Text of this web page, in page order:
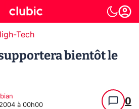
Tech
bientôt le
à 00h00 0